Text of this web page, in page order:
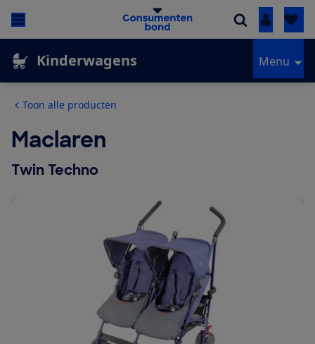
Inloggen
Kinderwagens Menu
Toon alle producten
Maclaren
Twin Techno